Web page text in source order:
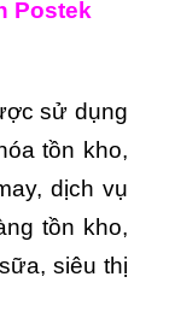
Postek
sử dụng
tồn kho,
dịch vụ
tồn kho,
siêu thị